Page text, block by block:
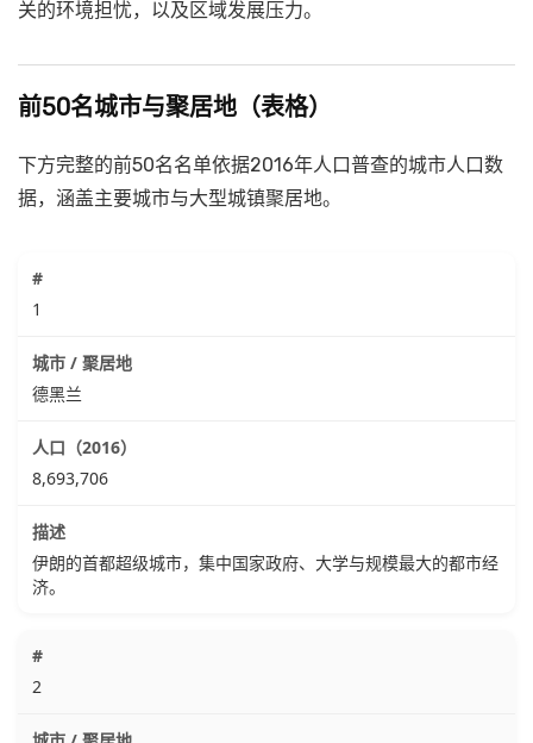
关的环境担忧，以及区域发展压力。
前50名城市与聚居地（表格）
下方完整的前50名名单依据2016年人口普查的城市人口数
据，涵盖主要城市与大型城镇聚居地。
1
德黑兰
8,693,706
伊朗的首都超级城市，集中国家政府、大学与规模最大的都市经
济。
2